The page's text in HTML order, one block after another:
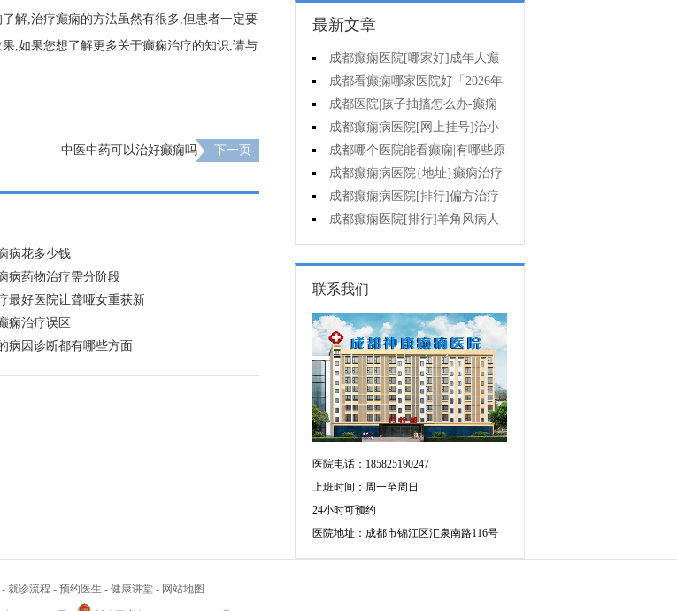
解,治疗癫痫的方法虽然有很多,但患者一定要
,如果您想了解更多关于癫痫治疗的知识,请与
中医中药可以治好癫痫吗 下一页
病花多少钱
病药物治疗需分阶段
最好医院让聋哑女重获新
痫治疗误区
病因诊断都有哪些方面
最新文章
成都癫痫医院[哪家好]成年人癫
痫的护理要做到哪些?
成都看癫痫哪家医院好「2026年
度公布」癫痫是遗传的吗?
成都医院|孩子抽搐怎么办-癫痫
病吃什么中药?
成都癫痫病医院[网上挂号]治小
儿癫痫病药哪个好?
成都哪个医院能看癫痫|有哪些原
因会造成癫痫?
成都癫痫病医院{地址}癫痫治疗
要坚持哪些原则?
成都癫痫病医院[排行]偏方治疗
可信吗?
成都癫痫医院[排行]羊角风病人
睡眠困难怎么办?
联系我们
医院电话：185825190247
上班时间：周一至周日
24小时可预约
医院地址：成都市锦江区汇泉南路116号
- 就诊流程 - 预约医生 - 健康讲堂 - 网站地图